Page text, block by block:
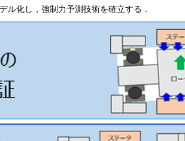
ル化し，強制力予測技術を確立する．